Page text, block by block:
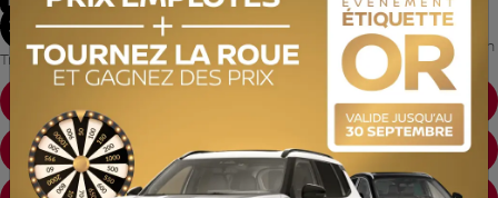
Traction avant Automatique
60 992 km
PREAPPROBATION DISPONIBLE
VALEUR D'ÉCHANGE INSTANTANÉE